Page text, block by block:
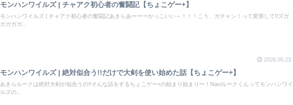
モンハンワイルズ | チャアク初心者の奮闘記【ちょこゲー+】
モンハンワイルズ | チャアク初心者の奮闘記あきらあーーーかっこいい～！！！こう、ガチャン！って変形して!!ズガ
ガガガガ...
2026.05.23
モンハンワイルズ | 絶対似合う!!だけで大剣を使い始めた話【ちょこゲー+】
あきらルークは絶対大剣が似合うの!!そんな話をするちょこゲー+の始まり始まり〜！Naviルークくんってモンハンワイ
ルズの...